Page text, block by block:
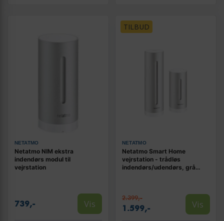
NETATMO
Netatmo NIM ekstra
indendørs modul til
vejrstation
739,- Vis
TILBUD
NETATMO
Netatmo Smart Home
vejrstation - trådløs
indendørs/udendørs, grå
2.399,-
1.599,- Vis